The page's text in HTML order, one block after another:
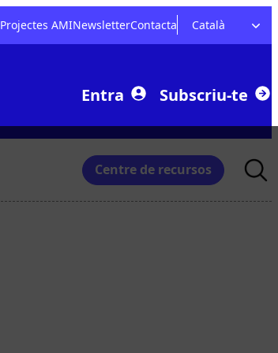
Projectes AMINewsletterContacta Català
Entra Subscriu-te
Centre de recursos
for: